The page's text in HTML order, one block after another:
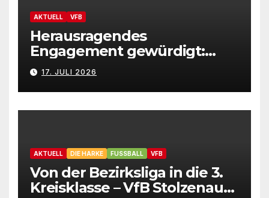
AKTUELL VFB
Herausragendes
Engagement gewürdigt:
Marion Hahn ist
Ehrenamtliche des Jahres
2025 der Gemeinde
Stolzenau!
17. JULI 2026
AKTUELL DIE HARKE FUSSBALL VFB
Von der Bezirksliga in die 3.
Kreisklasse – VfB Stolzenau